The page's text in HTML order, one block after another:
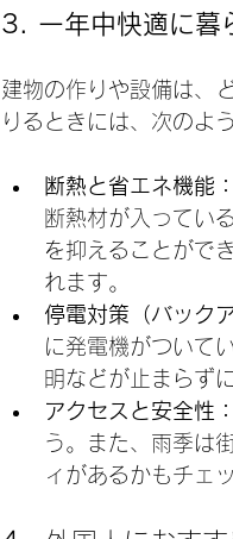
3. 一年中快適に暮
建物の作りや設備は、
りるときには、次のよ
断熱と省エネ機能：
断熱材が入ってい
を抑えることがで
れます。
停電対策（バック
に発電機がついて
明などが止まらず
アクセスと安全性：
う。また、雨季は
ィがあるかもチェ